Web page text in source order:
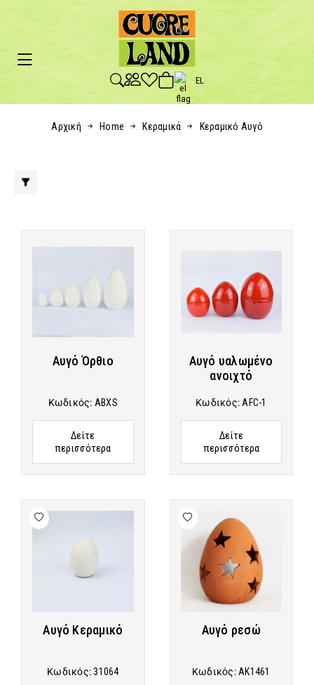
EL
Αρχική Home Κεραμικά Κεραμικό Αυγό
Αυγό Όρθιο
Κωδικός: ABXS
Δείτε
περισσότερα
Αυγό υαλωμένο
ανοιχτό
Κωδικός: AFC-1
Δείτε
περισσότερα
Αυγό Κεραμικό
Κωδικός:31064
Αυγό ρεσώ
Κωδικός: AK1461